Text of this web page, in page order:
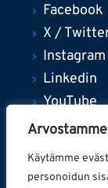
Käytämme
personoidun
Facebook
X /
Instagram
Linkedin
YouTube